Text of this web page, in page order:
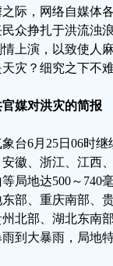
际，网络自媒体
民众挣扎于洪流浊
上演，以致使人
灾？细究之下不
媒对洪灾的简报
台6月25日06时
徽、浙江、江西
局地达500～740
东部、重庆南部、
北部、湖北东南
到大暴雨，局地